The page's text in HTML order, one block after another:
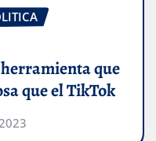
que
que el TikTok